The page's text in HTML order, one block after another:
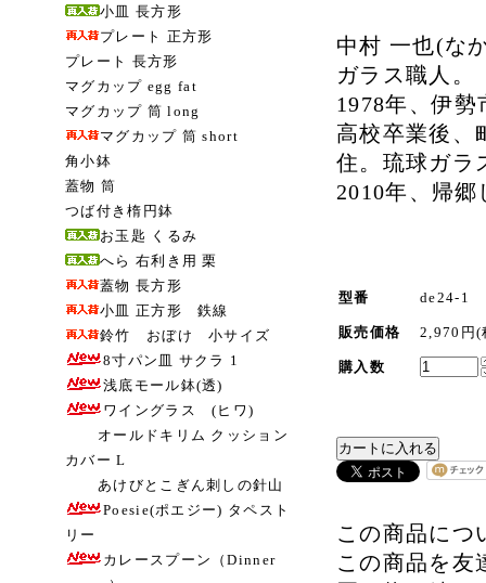
小皿 長方形
プレート 正方形
プレート 長方形
マグカップ egg fat
マグカップ 筒 long
マグカップ 筒 short
角小鉢
蓋物 筒
つば付き楕円鉢
お玉匙 くるみ
へら 右利き用 栗
蓋物 長方形
小皿 正方形 鉄線
鈴竹 おぼけ 小サイズ
8寸パン皿 サクラ 1
浅底モール鉢(透)
ワイングラス (ヒワ)
オールドキリム クッション
カバー L
あけびとこぎん刺しの針山
Poesie(ポエジー) タペスト
リー
カレースプーン（Dinner
中村 一也(な
ガラス職人。
1978年、伊
高校卒業後、
住。琉球ガラ
2010年、帰
型番 de24-1
販売価格 2,970円(
購入数
この商品につ
この商品を友